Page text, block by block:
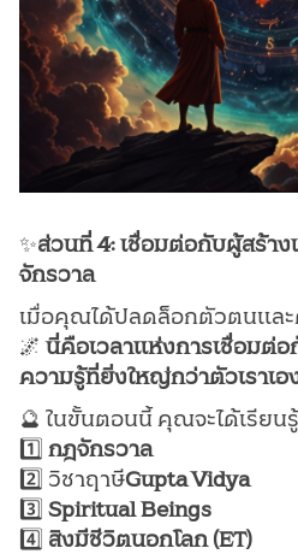
✨ส่วนที่ 4: เชื่อมต่อกับผู้สร้า
จักรวาล
เมื่อคุณได้ปลดล็อกตัวตนแล
🌌นี่คือเวลาแห่งการเชื่อมต่
ความรู้ที่ยิ่งใหญ่กว่าตัวเราเอ
🔮 ในขั้นตอนนี้ คุณจะได้เรียน
1️⃣ กฎจักรวาล
2️⃣ วิชาฤาษีGupta Vidya
3️⃣ Spiritual Beings
4️⃣ สิงมีชีวิตนอกโลก (ET)